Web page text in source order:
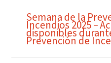
Semana de la
Incendios 2025 –
disponibles
Prevención de